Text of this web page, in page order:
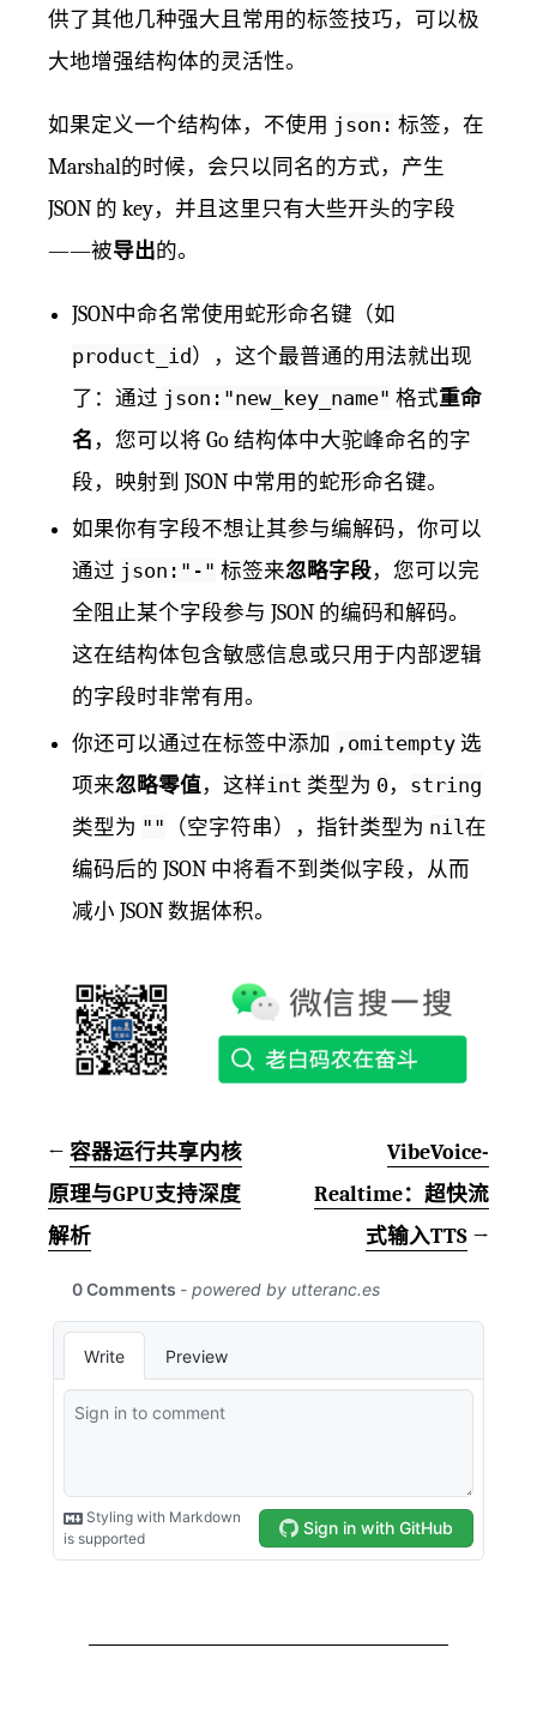
供了其他几种强大且常用的标签技巧，可以极
大地增强结构体的灵活性。
如果定义一个结构体，不使用 json: 标签，在
Marshal的时候，会只以同名的方式，产生
JSON 的 key，并且这里只有大些开头的字段
——被导出的。
JSON中命名常使用蛇形命名键（如
product_id），这个最普通的用法就出现
了：通过 json:"new_key_name" 格式重命
名 ，您可以将 Go 结构体中大驼峰命名的字
段，映射到 JSON 中常用的蛇形命名键。
如果你有字段不想让其参与编解码，你可以
通过 json:"-" 标签来忽略字段，您可以完
全阻止某个字段参与 JSON 的编码和解码。
这在结构体包含敏感信息或只用于内部逻辑
的字段时非常有用。
你还可以通过在标签中添加 ,omitempty 选
项来忽略零值 ，这样int 类型为 0， string
类型为 "" （空字符串），指针类型为 nil 在
编码后的 JSON 中将看不到类似字段，从而
减小 JSON 数据体积。
← 容器运行共享内核
原理与GPU支持深度
解析
VibeVoice-
Realtime：超快流
式输入TTS →